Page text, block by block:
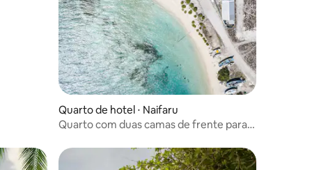
Quarto de hotel ⋅ Naifaru
Quarto com duas camas de frente para o